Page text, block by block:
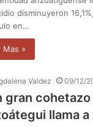
disminuyeron
en…
Mas »
Valdez 09/12/
gran
llama